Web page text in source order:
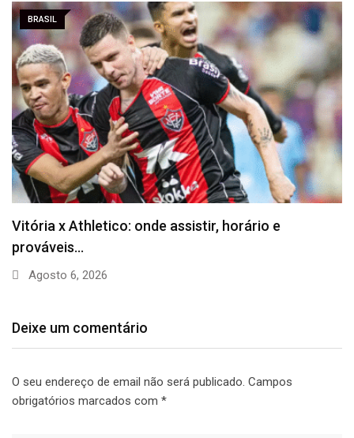
BRASIL
Barça anuncia Kerolin com valor recorde no
futebol…
Agosto 5, 2026
Deixe um comentário
O seu endereço de email não será publicado. Campos
obrigatórios marcados com *